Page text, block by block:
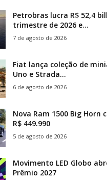
Petrobras lucra R$ 52,4
trimestre de 2026 e...
7 de agosto de 2026
Fiat lança coleção de
Uno e Strada...
6 de agosto de 2026
Nova Ram 1500 Big Horn
R$ 449.990
5 de agosto de 2026
Movimento LED Globo
Prêmio 2027